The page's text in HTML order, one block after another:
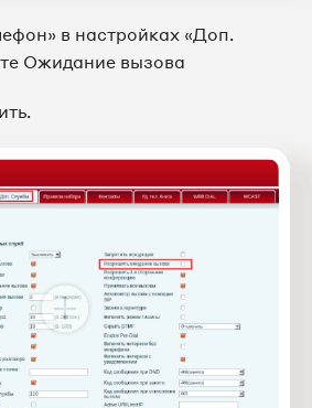
в настройках «Доп.
Ожидание вызова